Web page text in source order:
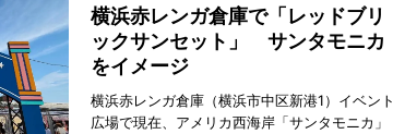
横浜赤レンガ倉庫で「レッドブリ
ックサンセット」 サンタモニカ
をイメージ
横浜赤レンガ倉庫（横浜市中区新港1）イベント
広場で現在、アメリカ西海岸「サンタモニカ」